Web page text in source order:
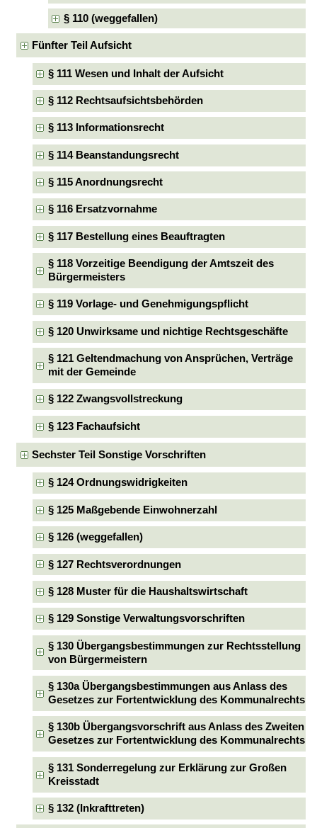
§ 110 (weggefallen)
Fünfter Teil Aufsicht
§ 111 Wesen und Inhalt der Aufsicht
§ 112 Rechtsaufsichtsbehörden
§ 113 Informationsrecht
§ 114 Beanstandungsrecht
§ 115 Anordnungsrecht
§ 116 Ersatzvornahme
§ 117 Bestellung eines Beauftragten
§ 118 Vorzeitige Beendigung der Amtszeit des
Bürgermeisters
§ 119 Vorlage- und Genehmigungspflicht
§ 120 Unwirksame und nichtige Rechtsgeschäfte
§ 121 Geltendmachung von Ansprüchen, Verträge
mit der Gemeinde
§ 122 Zwangsvollstreckung
§ 123 Fachaufsicht
Sechster Teil Sonstige Vorschriften
§ 124 Ordnungswidrigkeiten
§ 125 Maßgebende Einwohnerzahl
§ 126 (weggefallen)
§ 127 Rechtsverordnungen
§ 128 Muster für die Haushaltswirtschaft
§ 129 Sonstige Verwaltungsvorschriften
§ 130 Übergangsbestimmungen zur Rechtsstellung
von Bürgermeistern
§ 130a Übergangsbestimmungen aus Anlass des
Gesetzes zur Fortentwicklung des Kommunalrechts
§ 130b Übergangsvorschrift aus Anlass des Zweiten
Gesetzes zur Fortentwicklung des Kommunalrechts
§ 131 Sonderregelung zur Erklärung zur Großen
Kreisstadt
§ 132 (Inkrafttreten)